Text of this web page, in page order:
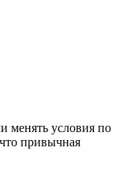
менять условия по
привычная